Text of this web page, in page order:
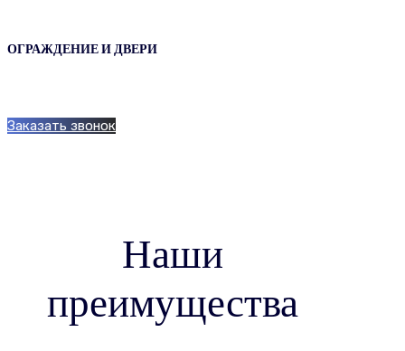
ОГРАЖДЕНИЕ И ДВЕРИ
Заказать звонок
Наши
преимущества